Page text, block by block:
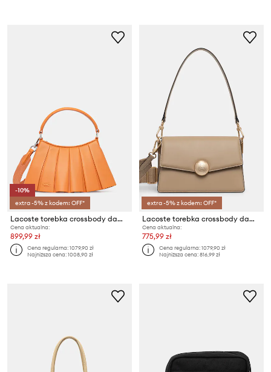
-10%
extra -5% z kodem: OFF*
Lacoste torebka crossbody damska
Cena aktualna:
899,99 zł
Cena regularna:1079,90 zł
Najniższa cena:1008,90 zł
extra -5% z kodem: OFF*
Lacoste torebka crossbody damska skórzana
Cena aktualna:
775,99 zł
Cena regularna:1079,90 zł
Najniższa cena:816,99 zł